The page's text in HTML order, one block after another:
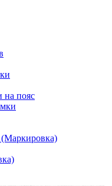
на пояс
(Маркировка)